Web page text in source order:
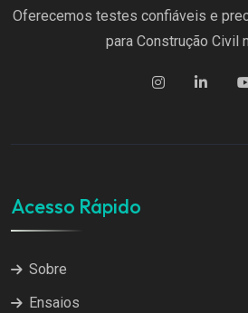
Oferecemos testes confiáveis e
para Construção Civil
Acesso Rápido
Sobre
Ensaios